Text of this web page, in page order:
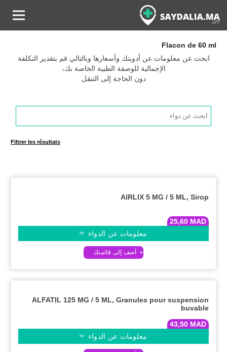
Flacon de 60 ml
ابحث عن معلومات عن أدويتك وأسعارها وبالتالي قم بتقدير التكلفة
الإجمالية للوصفة الطبية الخاصة بك،
دون الحاجة إلى التنقل
Products
search
Filtrer les résultats
AIRLIX 5 MG / 5 ML, Sirop
25,60 MAD
معلومات عن الدواء
ALFATIL 125 MG / 5 ML, Granules pour suspension
buvable
43,50 MAD
معلومات عن الدواء